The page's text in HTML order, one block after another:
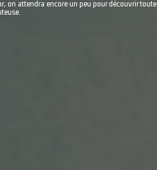
on attendra encore un peu pour découvrir toute